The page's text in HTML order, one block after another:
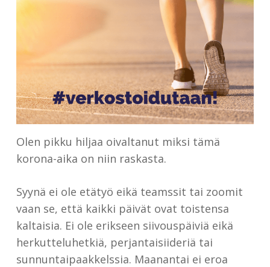
Olen pikku hiljaa oivaltanut miksi tämä
korona-aika on niin raskasta.
Syynä ei ole etätyö eikä teamssit tai zoomit
vaan se, että kaikki päivät ovat toistensa
kaltaisia. Ei ole erikseen siivouspäiviä eikä
herkutteluhetkiä, perjantaisiideriä tai
sunnuntaipaakkelssia. Maanantai ei eroa